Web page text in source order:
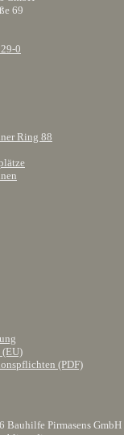
69
0
Ring 88
(PDF)
Bauhilfe Pirmasens GmbH